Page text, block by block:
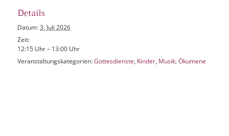
Details
Datum: 3. Juli 2026
Zeit:
12:15 Uhr – 13:00 Uhr
Veranstaltungskategorien: Gottesdienste, Kinder, Musik,Ökumene